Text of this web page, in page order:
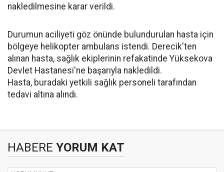
nakledilmesine karar verildi.
Durumun aciliyeti göz önünde bulundurulan hasta için
bölgeye helikopter ambulans istendi. Derecik'ten
alınan hasta, sağlık ekiplerinin refakatinde Yüksekova
Devlet Hastanesi'ne başarıyla nakledildi.
Hasta, buradaki yetkili sağlık personeli tarafından
tedavi altına alındı.
HABERE YORUM KAT